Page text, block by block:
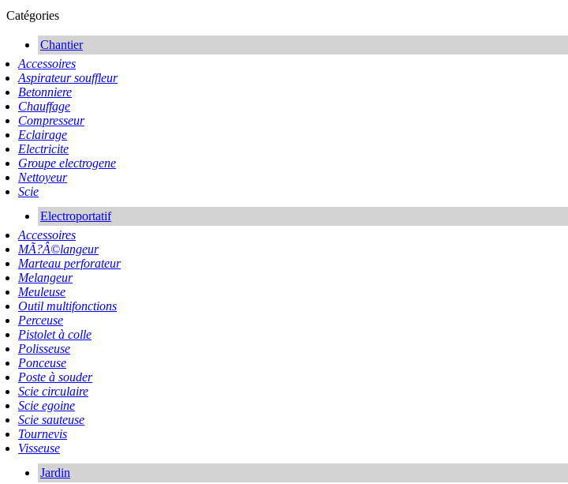
Catégories
Chantier
Accessoires
Aspirateur souffleur
Betonniere
Chauffage
Compresseur
Eclairage
Electricite
Groupe electrogene
Nettoyeur
Scie
Electroportatif
Accessoires
MÃ?Â©langeur
Marteau perforateur
Melangeur
Meuleuse
Outil multifonctions
Perceuse
Pistolet à colle
Polisseuse
Ponceuse
Poste à souder
Scie circulaire
Scie egoine
Scie sauteuse
Tournevis
Visseuse
Jardin